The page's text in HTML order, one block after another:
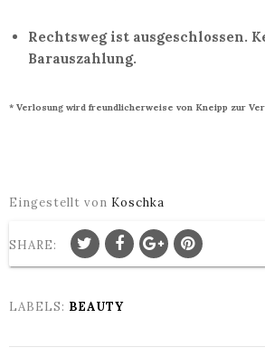
Rechtsweg ist ausgeschlossen.
Barauszahlung.
* Verlosung wird freundlicherweise von Kneipp zur
Eingestellt von Koschka
SHARE:
LABELS: BEAUTY